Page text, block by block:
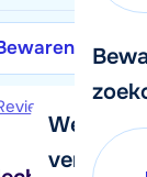
We
verder!